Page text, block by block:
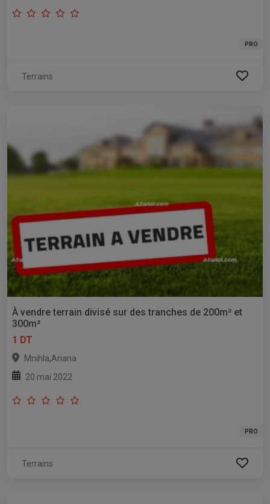
PRO
Terrains
À vendre terrain divisé sur des tranches de 200m² et
300m²
1 DT
Mnihla,Ariana
20 mai 2022
PRO
Terrains